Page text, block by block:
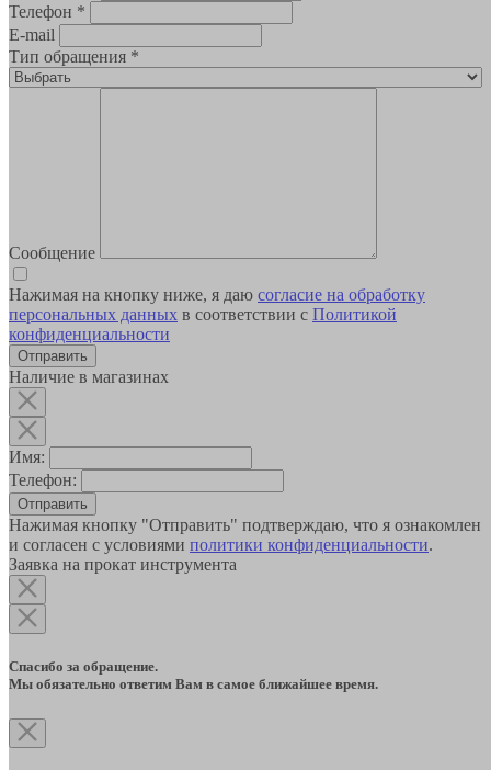
Телефон *
E-mail
Тип обращения *
Сообщение
Нажимая на кнопку ниже, я даю согласие на обработку
персональных данных в соответствии с Политикой
конфиденциальности
Наличие в магазинах
Имя:
Телефон:
Отправить
Нажимая кнопку "Отправить" подтверждаю, что я ознакомлен
и согласен с условиями политики конфиденциальности.
Заявка на прокат инструмента
Спасибо за обращение.
Мы обязательно ответим Вам в самое ближайшее время.